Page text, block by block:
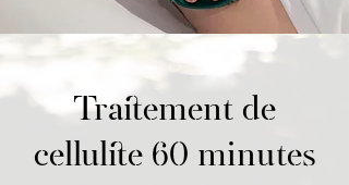
Traitement de
cellulite 60 minutes